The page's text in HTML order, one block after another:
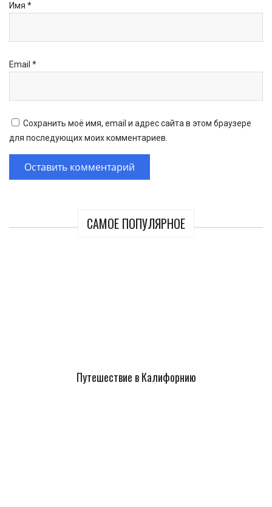
САМОЕ ПОПУЛЯРНОЕ
Путешествие в Калифорнию
Имя *
Email *
Сохранить моё имя, email и адрес сайта в этом браузере
для последующих моих комментариев.